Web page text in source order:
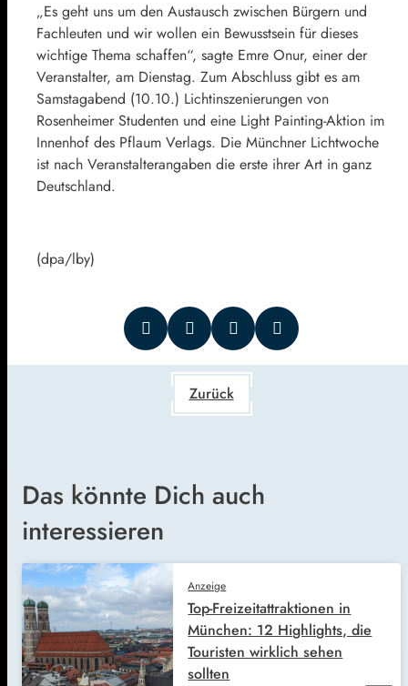
„Es geht uns um den Austausch zwischen Bürgern und
Fachleuten und wir wollen ein Bewusstsein für dieses
wichtige Thema schaffen“, sagte Emre Onur, einer der
Veranstalter, am Dienstag. Zum Abschluss gibt es am
Samstagabend (10.10.) Lichtinszenierungen von
Rosenheimer Studenten und eine Light Painting-Aktion im
Innenhof des Pflaum Verlags. Die Münchner Lichtwoche
ist nach Veranstalterangaben die erste ihrer Art in ganz
Deutschland.
(dpa/lby)
Zurück
Das könnte Dich auch
interessieren
Anzeige
Top-Freizeitattraktionen in
München: 12 Highlights, die
Touristen wirklich sehen
sollten